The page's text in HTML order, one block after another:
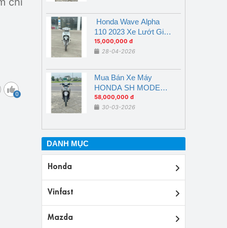
0
Honda Wave Alpha
110 2023 Xe Lướt Giá
Ưu Đãi tại Nghệ An
15,000,000 đ
28-04-2026
Mua Bán Xe Máy
HONDA SH MODE
2026 ABS Xe Lướt
58,000,000 đ
30-03-2026
DANH MỤC
Honda
Vinfast
Mazda